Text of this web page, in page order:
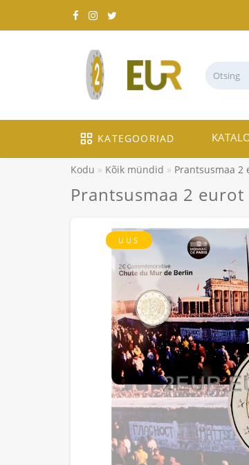
KATEGOORIAD
Kodu Kõik mündid Prantsusmaa 2
Prantsusmaa 2
UUS